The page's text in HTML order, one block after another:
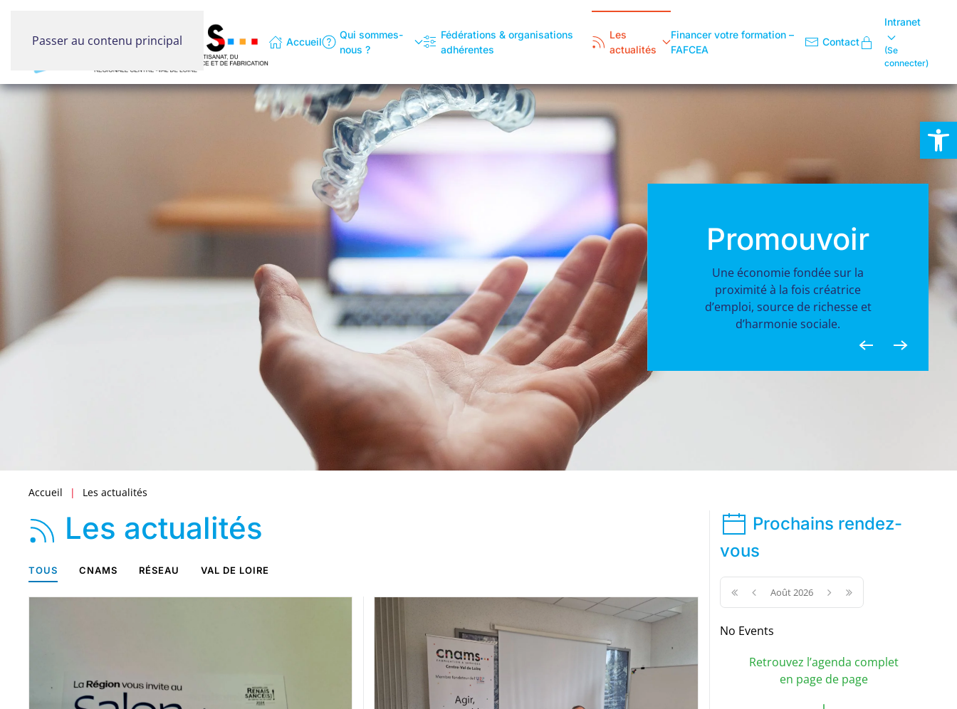
Ouvrir
Passer au contenu principal Accueil
Qui sommes-
nous ?
Fédérations & organisations
adhérentes
Les
actualités
Financer votre formation –
FAFCEA
Contact
Intranet
(Se
connecter)
Promouvoir
Une économie fondée sur la
proximité à la fois créatrice
d’emploi, source de richesse et
d’harmonie sociale.
Conseiller
En accompagnant nos adhérents
sur toute question administrative,
sociale ou juridique.
Accueil Les actualités
Les actualités
TOUS CNAMS RÉSEAU VAL DE LOIRE
Prochains rendez-
vous
Août 2026
No Events
Retrouvez l’agenda complet
en page de page